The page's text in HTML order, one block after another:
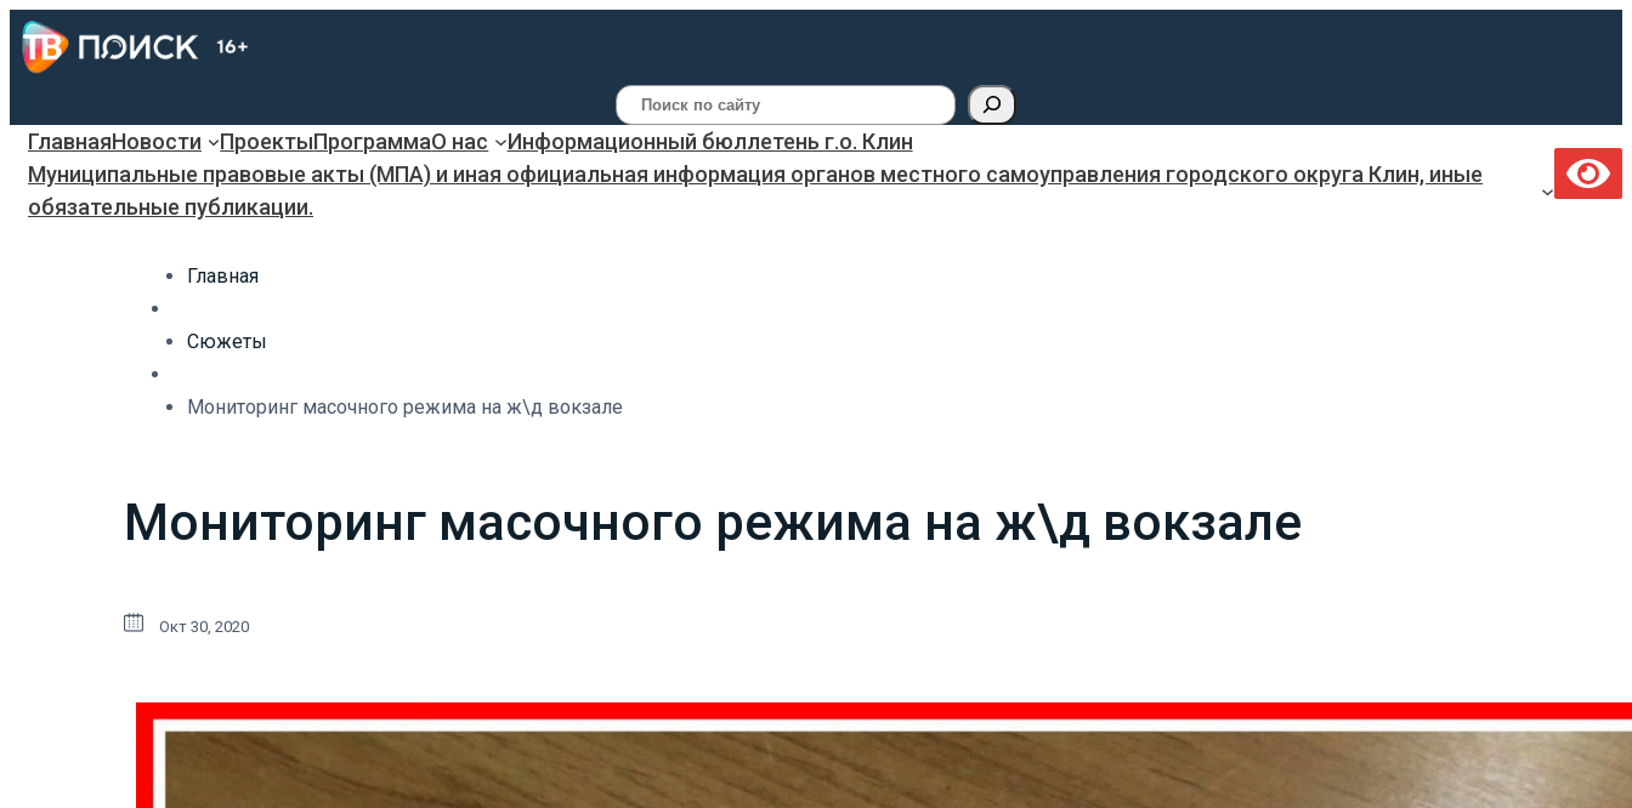
Поиск
ГлавнаяНовости ПроектыПрограммаО нас
Информационный бюллетень г.о. Клин
Муниципальные правовые акты (МПА) и иная официальная информация органов местного самоуправления городского округа Клин, иные
обязательные публикации.
Главная
Сюжеты
Мониторинг масочного режима на ж\д вокзале
Мониторинг масочного режима на ж\д вокзале
Окт 30, 2020